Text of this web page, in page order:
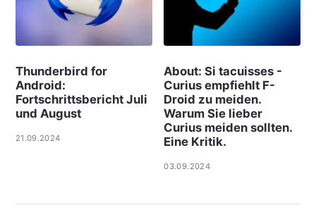
Thunderbird for
Android:
Fortschrittsbericht Juli
und August
21.09.2024
About: Si tacuisses -
Curius empfiehlt F-
Droid zu meiden.
Warum Sie lieber
Curius meiden sollten.
Eine Kritik.
03.09.2024